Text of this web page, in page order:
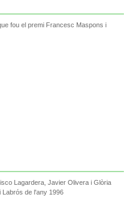
fou el premi Francesc Maspons i
Lagardera, Javier Olivera i Glòria
de l'any 1996